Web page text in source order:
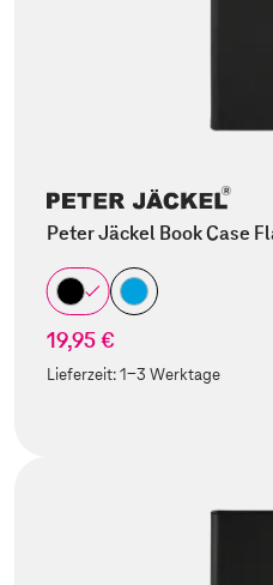
Peter Jäckel Book Case
19,95 €
Lieferzeit:1-3 Werktage